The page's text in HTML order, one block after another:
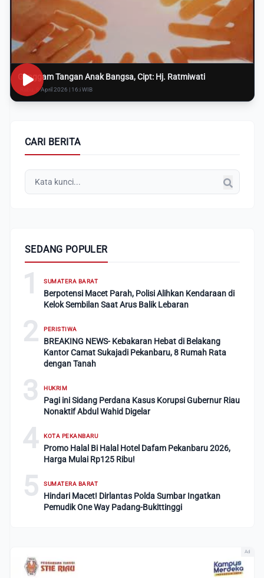
Genggam Tangan Anak Bangsa, Cipt: Hj. Ratmiwati
Rabu, 8 April 2026 | 16:i WIB
CARI BERITA
SEDANG POPULER
1 SUMATERA BARAT
Berpotensi Macet Parah, Polisi Alihkan Kendaraan di
Kelok Sembilan Saat Arus Balik Lebaran
2 PERISTIWA
BREAKING NEWS- Kebakaran Hebat di Belakang
Kantor Camat Sukajadi Pekanbaru, 8 Rumah Rata
dengan Tanah
3 HUKRIM
Pagi ini Sidang Perdana Kasus Korupsi Gubernur Riau
Nonaktif Abdul Wahid Digelar
4 KOTA PEKANBARU
Promo Halal Bi Halal Hotel Dafam Pekanbaru 2026,
Harga Mulai Rp125 Ribu!
5 SUMATERA BARAT
Hindari Macet! Dirlantas Polda Sumbar Ingatkan
Pemudik One Way Padang-Bukittinggi
Ad